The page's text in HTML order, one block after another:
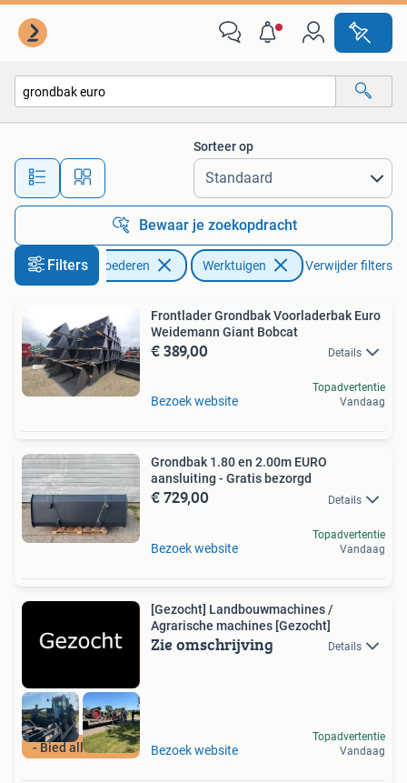
Alle afstanden…
Sorteer op
Bewaar je zoekopdracht
Filters
Zakelijke goederen Werktuigen Verwijder filters
Frontlader Grondbak Voorladerbak Euro
Weidemann Giant Bobcat
€ 389,00 Details
Bezoek website
Topadvertentie
Vandaag
Grondbak 1.80 en 2.00m EURO
aansluiting - Gratis bezorgd
€ 729,00 Details
Bezoek website
Topadvertentie
Vandaag
- Bied alles aan -
[Gezocht] Landbouwmachines /
Agrarische machines [Gezocht]
Zie omschrijving Details
Bezoek website
Topadvertentie
Vandaag